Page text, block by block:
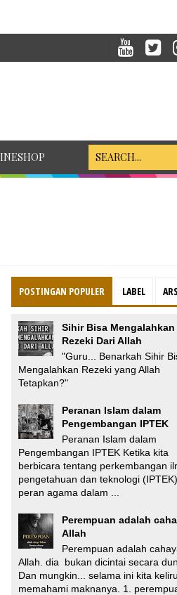
POSTINGAN POPULER LABEL
Sihir Bisa Mengalahkan
Rezeki Dari Allah
"Guru... Benarkah Sihir
Mengalahkan Rezeki yang Allah
Tetapkan?"
Peranan Islam dalam
Pengembangan IPTEK
Peranan Islam dalam
Pengembangan IPTEK Ketika kita
berbicara tentang perkembangan
pengetahuan dan teknologi (IPTEK),
peran agama dalam ...
Perempuan adalah
Allah
Perempuan adalah
Allah. dia bukan dicintai secara
Dan mungkin... selama ini kita keliru
memahami maknanya. 1.